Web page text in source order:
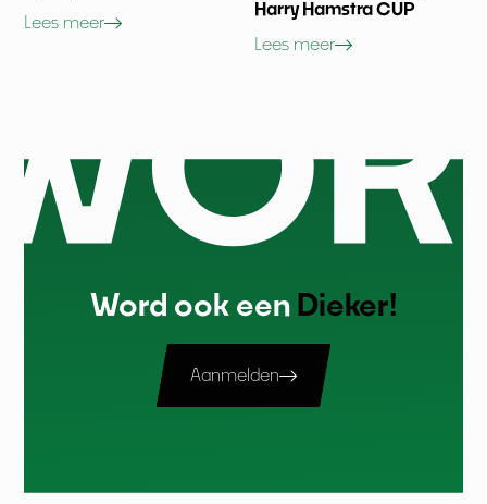
Lees meer
Harry Hamstra CUP
Lees meer
Word ook een Dieker!
Aanmelden